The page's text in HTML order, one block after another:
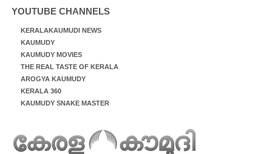
YOUTUBE CHANNELS
KERALAKAUMUDI NEWS
KAUMUDY
KAUMUDY MOVIES
THE REAL TASTE OF KERALA
AROGYA KAUMUDY
KERALA 360
KAUMUDY SNAKE MASTER